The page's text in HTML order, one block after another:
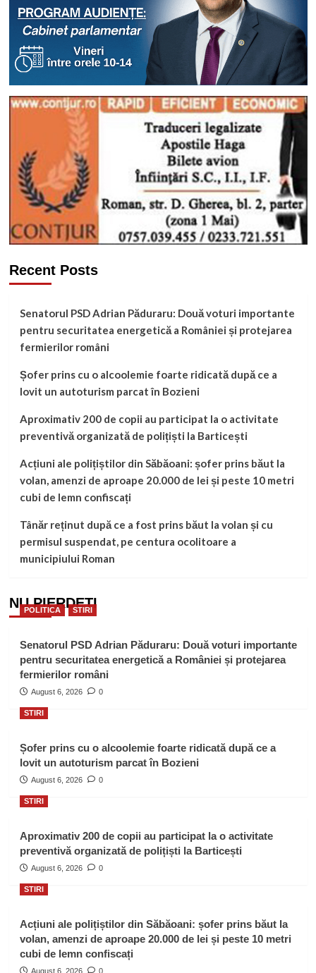
Recent Posts
Senatorul PSD Adrian Păduraru: Două voturi importante
pentru securitatea energetică a României și protejarea
fermierilor români
Șofer prins cu o alcoolemie foarte ridicată după ce a
lovit un autoturism parcat în Bozieni
Aproximativ 200 de copii au participat la o activitate
preventivă organizată de polițiști la Barticești
Acțiuni ale polițiștilor din Săbăoani: șofer prins băut la
volan, amenzi de aproape 20.000 de lei și peste 10 metri
cubi de lemn confiscați
Tânăr reținut după ce a fost prins băut la volan și cu
permisul suspendat, pe centura ocolitoare a
municipiului Roman
NU PIERDEȚI
POLITICA STIRI
Senatorul PSD Adrian Păduraru: Două voturi importante
pentru securitatea energetică a României și protejarea
fermierilor români
August 6, 2026 0
STIRI
Șofer prins cu o alcoolemie foarte ridicată după ce a
lovit un autoturism parcat în Bozieni
August 6, 2026 0
STIRI
Aproximativ 200 de copii au participat la o activitate
preventivă organizată de polițiști la Barticești
August 6, 2026 0
STIRI
Acțiuni ale polițiștilor din Săbăoani: șofer prins băut la
volan, amenzi de aproape 20.000 de lei și peste 10 metri
cubi de lemn confiscați
August 6, 2026 0